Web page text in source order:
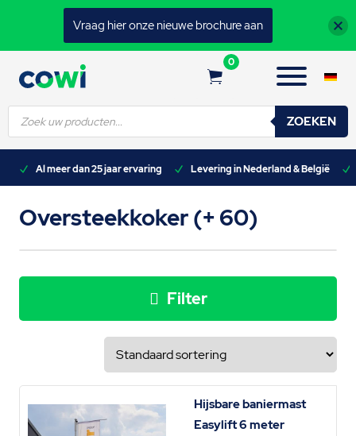
0
Producten
zoeken ZOEKEN
Al meer dan 25 jaar ervaring Levering in Nederland & België
Oversteekkoker (+ 60)
Filter
Hijsbare baniermast
Easylift 6 meter
Vraag hier onze nieuwe brochure aan